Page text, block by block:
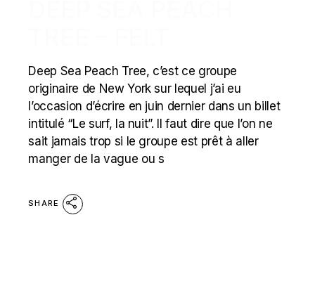
Deep Sea Peach Tree, c’est ce groupe
originaire de New York sur lequel j’ai eu
l’occasion d’écrire en juin dernier dans un billet
intitulé “Le surf, la nuit”. Il faut dire que l’on ne
sait jamais trop si le groupe est prêt à aller
manger de la vague ou s
SHARE